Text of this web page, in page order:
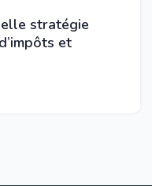
stratégie
et